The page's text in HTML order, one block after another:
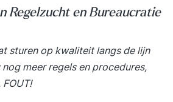
vindt er een uitgebreide
plaats waardoor deze
vragen wij van u om
training voor u relevante
Incompany Onze
Regelzucht en Bureaucratie
sturen op kwaliteit langs de lijn
meer regels en procedures,